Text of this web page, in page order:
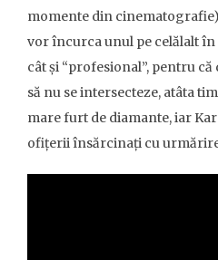
momente din
vor încurca unul pe celălalt
cât și “profesional”, pentru
să nu se intersecteze, atâta
mare furt de diamante, iar
ofițerii însărcinați cu